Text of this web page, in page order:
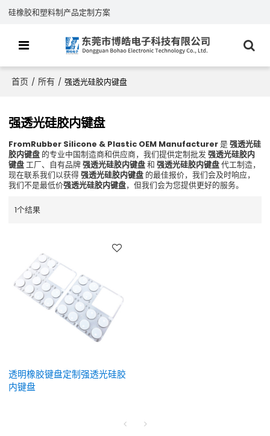
硅橡胶和塑料制产品定制方案
首页 / 所有 / 强透光硅胶内键盘
强透光硅胶内键盘
FromRubber Silicone & Plastic OEM Manufacturer是强透光硅
胶内键盘 的专业中国制造商和供应商，我们提供定制批发强透光硅胶内
键盘工厂、自有品牌强透光硅胶内键盘和强透光硅胶内键盘代工制造，
现在联系我们以获得强透光硅胶内键盘 的最佳报价，我们会及时响应，
我们不是最低价强透光硅胶内键盘，但我们会为您提供更好的服务。
1个结果
透明橡胶键盘定制强透光硅胶
内键盘